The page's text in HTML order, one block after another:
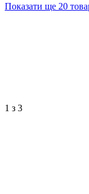
Показати ще 20
1 з 3